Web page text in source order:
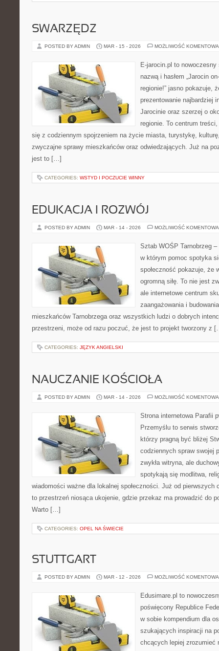
SWARZĘDZ
POSTED BY ADMIN MAR - 15 - 2026 MOŻLIWOŚĆ
E-jarocin.pl to
nazwą i hasłem „Jarocin
regionie!” jasno pokazuje,
prezentowanie najbardziej
Jarocinie oraz szerzej o
regionie. To centrum
się z codziennym spojrzeniem na życie miasta, turystykę,
zwyczajne sprawy mieszkańców oraz odwiedzających. Już na
jest to […]
CATEGORIES: WSTYD I POCZUCIE WINNY
EDUKACJA I ROZWÓJ
POSTED BY ADMIN MAR - 14 - 2026 MOŻLIWOŚĆ
Sztab WOŚP Tarnobrzeg
w którym pomoc spotyka
społeczność pokazuje, że
ogromną siłę. To nie jest
ale internetowe centrum
zaangażowania i
mieszkańców Tarnobrzega oraz wszystkich ludzi o dobrych
przestrzeni, może od razu poczuć, że jest to projekt tworzony z
CATEGORIES: JĘZYK ANGIELSKI
NAUCZANIE KOŚCIOŁA
POSTED BY ADMIN MAR - 14 - 2026 MOŻLIWOŚĆ
Strona internetowa Parafii
Przemyślu to serwis
którzy pragną być bliżej
codziennych spraw swojej
zwykła witryna, ale
spotykają się modlitwa,
wiadomości ważne dla lokalnej społeczności. Już od pierwszych
to przestrzeń niosąca ukojenie, gdzie przekaz ma prowadzić do
Warto […]
CATEGORIES: OPEL NA ŚWIECIE
STUTTGART
POSTED BY ADMIN MAR - 12 - 2026 MOŻLIWOŚĆ
Edusimare.pl to
poświęcony Republice
w sobie kompendium dla
szukających inspiracji na
chcących lepiej zrozumieć